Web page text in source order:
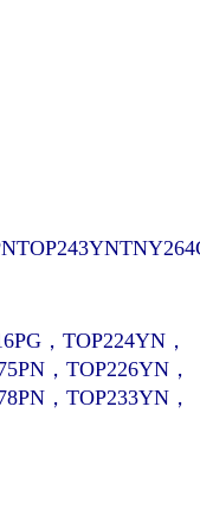
，TOP224YN，
，TOP226YN，
，TOP233YN，